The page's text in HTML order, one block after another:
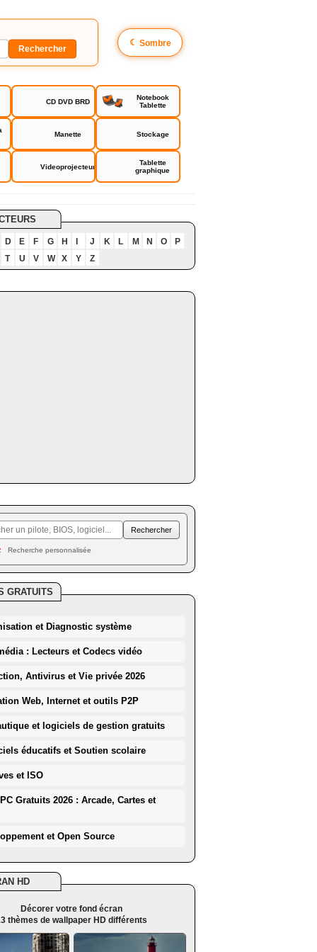
☾ Sombre
CD DVD BRD
Notebook
Tablette
Manette Stockage
Videoprojecteur
Tablette
graphique
D E F G H J K L M N O
P
T
U V W X Y Z
Recherche personnalisée
GRATUITS
et Diagnostic système
: Lecteurs et Codecs vidéo
Antivirus et Vie privée 2026
Web, Internet et outils P2P
et logiciels de gestion gratuits
éducatifs et Soutien scolaire
et ISO
Gratuits 2026 : Arcade, Cartes et
et Open Source
HD
Décorer votre fond écran
thèmes de wallpaper HD différents